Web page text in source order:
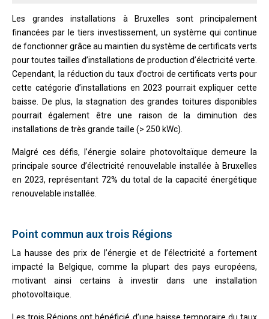
Les grandes installations à Bruxelles sont principalement
financées par le tiers investissement, un système qui continue
de fonctionner grâce au maintien du système de certificats verts
pour toutes tailles d’installations de production d’électricité verte.
Cependant, la réduction du taux d’octroi de certificats verts pour
cette catégorie d’installations en 2023 pourrait expliquer cette
baisse. De plus, la stagnation des grandes toitures disponibles
pourrait également être une raison de la diminution des
installations de très grande taille (> 250 kWc).
Malgré ces défis, l’énergie solaire photovoltaïque demeure la
principale source d’électricité renouvelable installée à Bruxelles
en 2023, représentant 72% du total de la capacité énergétique
renouvelable installée.
Point commun aux trois Régions
La hausse des prix de l’énergie et de l’électricité a fortement
impacté la Belgique, comme la plupart des pays européens,
motivant ainsi certains à investir dans une installation
photovoltaïque.